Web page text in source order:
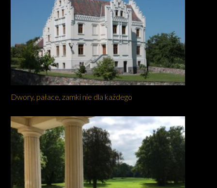
Dwory, pałace, zamki nie dla każdego